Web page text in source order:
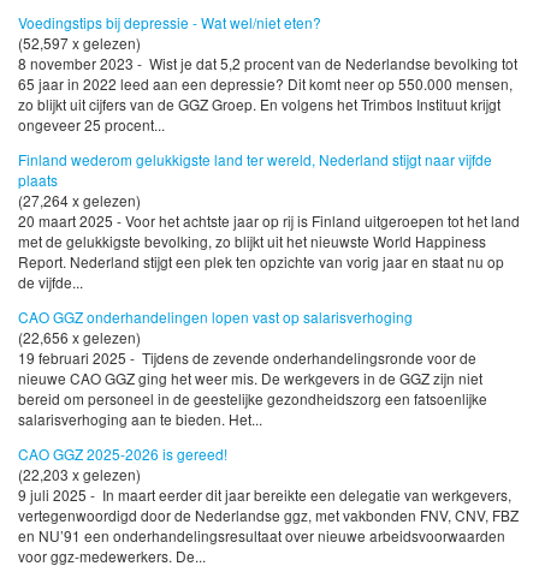
Voedingstips bij depressie - Wat wel/niet eten?
(52,597 x gelezen)
8 november 2023 - Wist je dat 5,2 procent van de Nederlandse bevolking tot
65 jaar in 2022 leed aan een depressie? Dit komt neer op 550.000 mensen,
zo blijkt uit cijfers van de GGZ Groep. En volgens het Trimbos Instituut krijgt
ongeveer 25 procent...
Finland wederom gelukkigste land ter wereld, Nederland stijgt naar vijfde
plaats
(27,264 x gelezen)
20 maart 2025 - Voor het achtste jaar op rij is Finland uitgeroepen tot het land
met de gelukkigste bevolking, zo blijkt uit het nieuwste World Happiness
Report. Nederland stijgt een plek ten opzichte van vorig jaar en staat nu op
de vijfde...
CAO GGZ onderhandelingen lopen vast op salarisverhoging
(22,656 x gelezen)
19 februari 2025 - Tijdens de zevende onderhandelingsronde voor de
nieuwe CAO GGZ ging het weer mis. De werkgevers in de GGZ zijn niet
bereid om personeel in de geestelijke gezondheidszorg een fatsoenlijke
salarisverhoging aan te bieden. Het...
CAO GGZ 2025-2026 is gereed!
(22,203 x gelezen)
9 juli 2025 - In maart eerder dit jaar bereikte een delegatie van werkgevers,
vertegenwoordigd door de Nederlandse ggz, met vakbonden FNV, CNV, FBZ
en NU’91 een onderhandelingsresultaat over nieuwe arbeidsvoorwaarden
voor ggz-medewerkers. De...